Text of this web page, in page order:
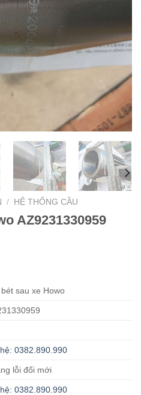
/ HỆ THỐNG CẦU
AZ9231330959
sau xe Howo
0382.890.990
lỗi đổi mới
0382.890.990